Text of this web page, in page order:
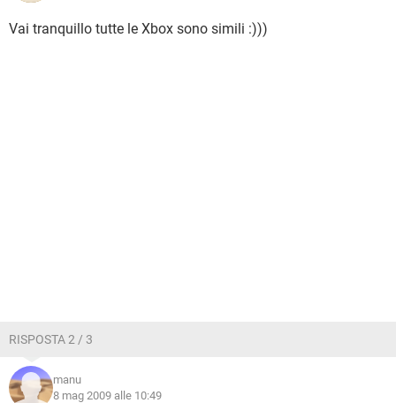
Vai tranquillo tutte le Xbox sono simili :)))
RISPOSTA 2 / 3
manu
8 mag 2009 alle 10:49